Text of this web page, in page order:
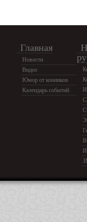
Главная
Новости
Видео
Юмор от конников
Календарь событий